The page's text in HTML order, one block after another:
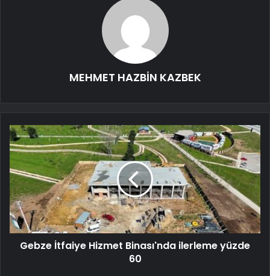
MEHMET HAZBİN KAZBEK
Gebze İtfaiye Hizmet Binası'nda ilerleme yüzde
60